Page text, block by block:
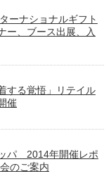
ーナショナルギフト
ー、ブース出展、入
する覚悟」リテイル
催
パ 2014年開催レポ
のご案内